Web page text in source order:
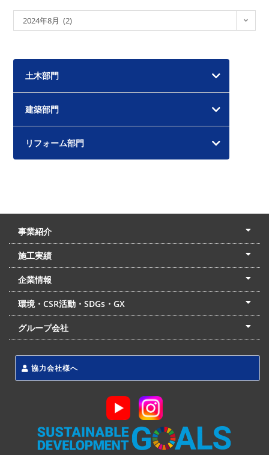
ー
イ
2024年8月 (2)
土木部門
建築部門
リフォーム部門
事業紹介
土木本部
建築本部
PPP・PFI
リフォーム・リノベーション
中村建設の家
施工実績
土木部門
建築部門
リフォーム部門
住宅部門
名古屋支店
東京支店
企業情報
会社概要
経営理念
沿革
リクルート
最新情報
お問合せ
環境・CSR活動・SDGs・GX
LSS流動化処理工法
CSR・SDGs・GX
発電事業
次世代ZEBオフィス
グループ会社
協力会社様へ